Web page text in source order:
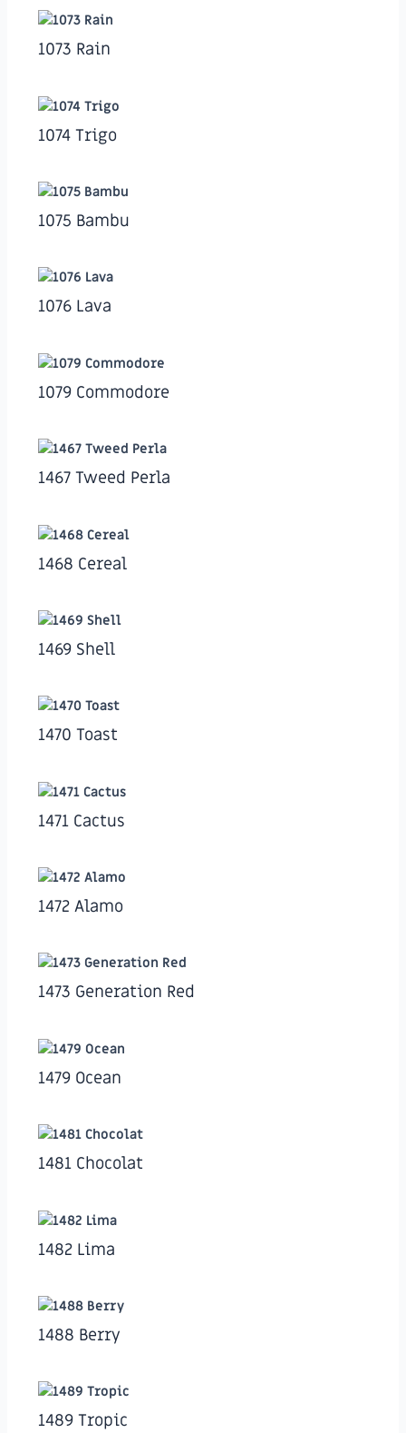
1073 Rain
1074 Trigo
1075 Bambu
1076 Lava
1079 Commodore
1467 Tweed Perla
1468 Cereal
1469 Shell
1470 Toast
1471 Cactus
1472 Alamo
1473 Generation Red
1479 Ocean
1481 Chocolat
1482 Lima
1488 Berry
1489 Tropic